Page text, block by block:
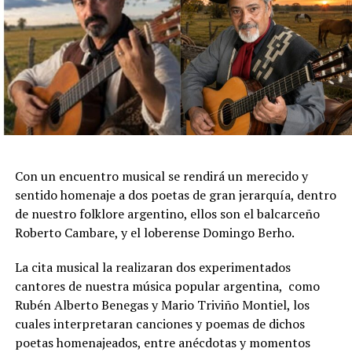
Con un encuentro musical se rendirá un merecido y
sentido homenaje a dos poetas de gran jerarquía, dentro
de nuestro folklore argentino, ellos son el balcarceño
Roberto Cambare, y el loberense Domingo Berho.
La cita musical la realizaran dos experimentados
cantores de nuestra música popular argentina, como
Rubén Alberto Benegas y Mario Triviño Montiel, los
cuales interpretaran canciones y poemas de dichos
poetas homenajeados, entre anécdotas y momentos